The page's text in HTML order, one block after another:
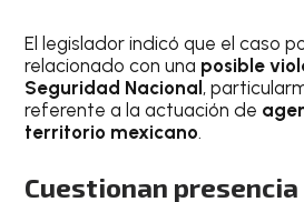
El legislador indicó que el caso
relacionado con una posible
Seguridad Nacional ,
referente a la actuación de
territorio mexicano.
Cuestionan